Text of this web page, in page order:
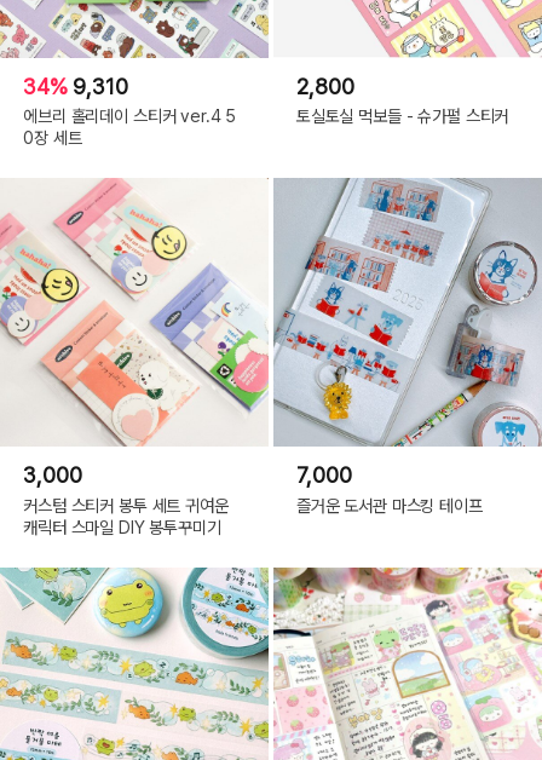
34% 9,310
에브리 홀리데이 스티커 ver.4 5
0장 세트
2,800
토실토실 먹보들 - 슈가펄 스티커
3,000
커스텀 스티커 봉투 세트 귀여운
캐릭터 스마일 DIY 봉투꾸미기
7,000
즐거운 도서관 마스킹 테이프